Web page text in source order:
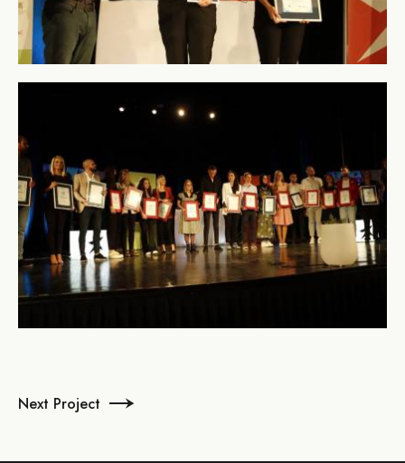
Next Project